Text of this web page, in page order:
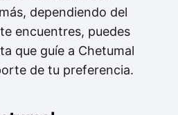
dependiendo del
encuentres, puedes
que guíe a Chetumal
de tu preferencia.